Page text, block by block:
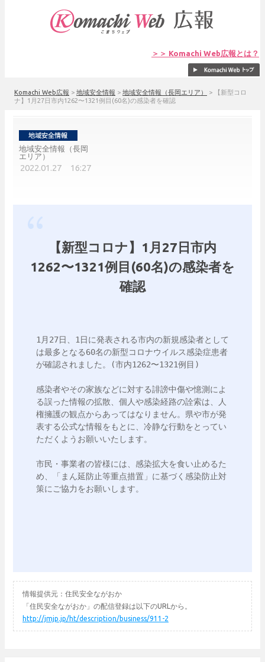
＞＞ Komachi Web広報とは？
Komachi Web広報 > 地域安全情報 > 地域安全情報（長岡エリア） >
【新型コロ
ナ】1月27日市内1262〜1321例目(60名)の感染者を確認
地域安全情報（長岡
エリア）
2022.01.27 16:27
【新型コロナ】1月27日市内
1262〜1321例目(60名)の感染者を
確認
1月27日、1日に発表される市内の新規感染者として
は最多となる60名の新型コロナウイルス感染症患者
が確認されました。(市内1262〜1321例目)
感染者やその家族などに対する誹謗中傷や憶測によ
る誤った情報の拡散、個人や感染経路の詮索は、人
権擁護の観点からあってはなりません。県や市が発
表する公式な情報をもとに、冷静な行動をとってい
ただくようお願いいたします。
市民・事業者の皆様には、感染拡大を食い止めるた
め、「まん延防止等重点措置」に基づく感染防止対
策にご協力をお願いします。
情報提供元：住民安全ながおか
「住民安全ながおか」の配信登録は以下のURLから。
http://jmjp.jp/ht/description/business/911-2